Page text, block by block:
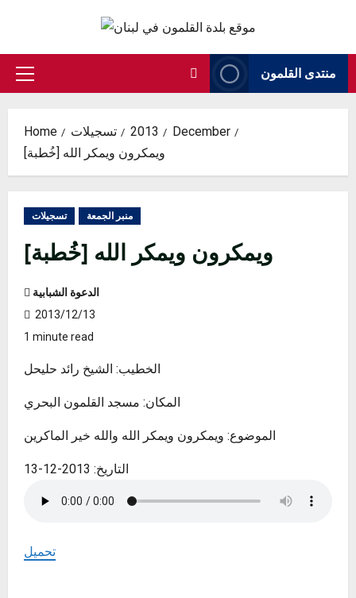
content
Primary
منتدى القلمون
Home تسجيلات 2013
December
[خُطبة] ويمكرون ويمكر الله
تسجيلات منبر الجمعة
[خُطبة] ويمكرون ويمكر الله
الدعوة الشبابية
2013/12/13
1 minute read
الخطيب: الشيخ رائد حليحل
المكان: مسجد القلمون البحري
الموضوع: ويمكرون ويمكر الله والله خير الماكرين
التاريخ: 2013-12-13
تحميل